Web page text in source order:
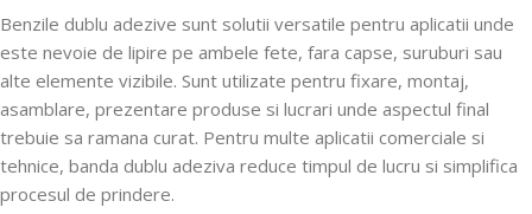
Benzile dublu adezive sunt solutii versatile pentru aplicatii unde
este nevoie de lipire pe ambele fete, fara capse, suruburi sau
alte elemente vizibile. Sunt utilizate pentru fixare, montaj,
asamblare, prezentare produse si lucrari unde aspectul final
trebuie sa ramana curat. Pentru multe aplicatii comerciale si
tehnice, banda dublu adeziva reduce timpul de lucru si simplifica
procesul de prindere.